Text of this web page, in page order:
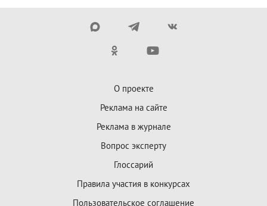
О проекте
Реклама на сайте
Реклама в журнале
Вопрос эксперту
Глоссарий
Правила участия в конкурсах
Пользовательское соглашение